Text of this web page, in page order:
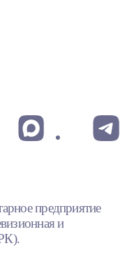
предприятие
и